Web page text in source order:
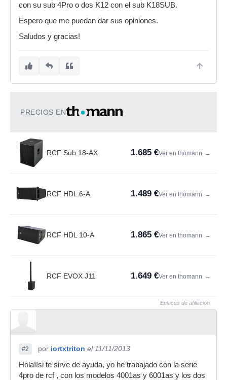
con su sub 4Pro o dos K12 con el sub K18SUB.
Espero que me puedan dar sus opiniones.
Saludos y gracias!
PRECIOS EN
RCF Sub 18-AX 1.685 €Ver en thomann →
RCF HDL 6-A 1.489 €Ver en thomann →
RCF HDL 10-A 1.865 €Ver en thomann →
RCF EVOX J11 1.649 €Ver en thomann →
Enlaces de afiliación
#2 por iortxtriton el 11/11/2013
Hola!!si te sirve de ayuda, yo he trabajado con la serie
4pro de rcf , con los modelos 4001as y 6001as y los dos